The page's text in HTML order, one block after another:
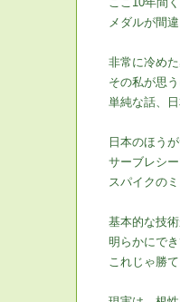
メダルが間
非常に冷め
その私が思
単純な話、
日本のほう
サーブレシー
スパイクの
基本的な技
明らかにでき
これじゃ勝て